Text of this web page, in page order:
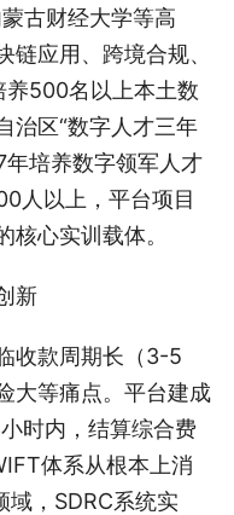
古财经大学等高
应用、跨境合规、
养500名以上本土数
治区“数字人才三年
培养数字领军人才
人以上，平台项目
心实训载体。
新
收款周期长（3-5
大等痛点。平台建成
时内，结算综合费
体系从根本上消
域，SDRC系统实